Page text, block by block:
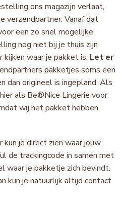
ons magazijn verlaat,
verzendpartner. Vanaf dat
een zo snel mogelijke
nog niet bij je thuis zijn
kijken waar je pakket is. Let er
pakketjes soms een
dan origineel is ingepland. Als
als Be®Nice Lingerie voor
wij het pakket hebben
kun je direct zien waar jouw
de trackingcode in samen met
waar je pakketje zich bevindt.
kun je natuurlijk altijd contact